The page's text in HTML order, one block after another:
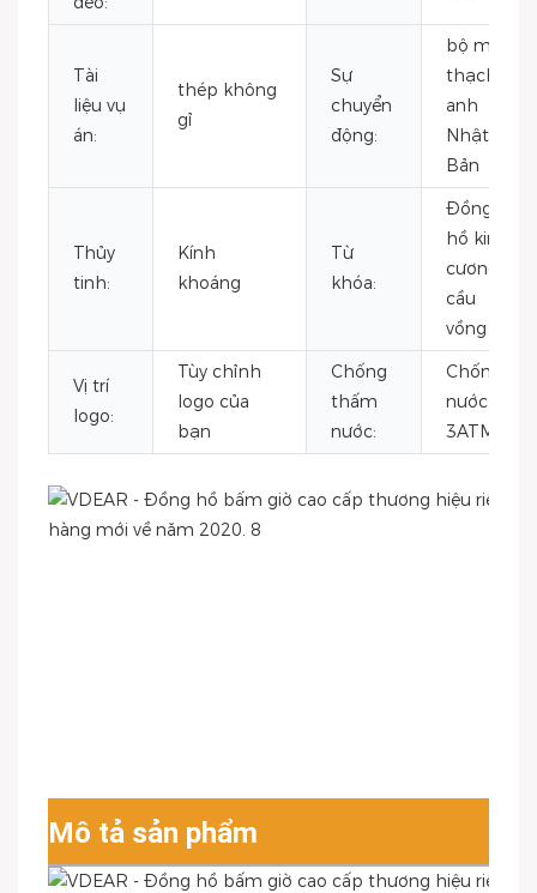
Tài
liệu vụ
án:
thép không
gỉ
Sự
chuyển
động:
bộ máy
thạch
anh
Nhật
Bản
Thủy
tinh:
Kính
khoáng
Từ
khóa:
Đồng
hồ kim
cương
cầu
vồng
Vị trí
logo:
Tùy chỉnh
logo của
bạn
Chống
thấm
nước:
Chống
nước
3ATM
Mô tả sản phẩm